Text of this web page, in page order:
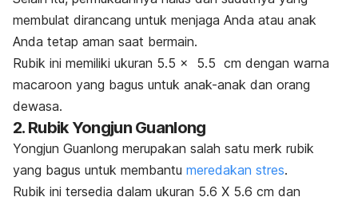
membulat dirancang untuk menjaga Anda atau anak
Anda tetap aman saat bermain.
Rubik ini memiliki ukuran 5.5 x 5.5 cm dengan warna
macaroon yang bagus untuk anak-anak dan orang
dewasa.
2. Rubik Yongjun Guanlong
Yongjun Guanlong merupakan salah satu merk rubik
yang bagus untuk membantu meredakan stres.
Rubik ini tersedia dalam ukuran 5.6 X 5.6 cm dan